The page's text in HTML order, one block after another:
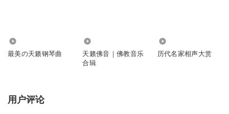
最美の天籁钢琴曲
天籁佛音｜佛教音乐
合辑
历代名家相声大赏
用户评论